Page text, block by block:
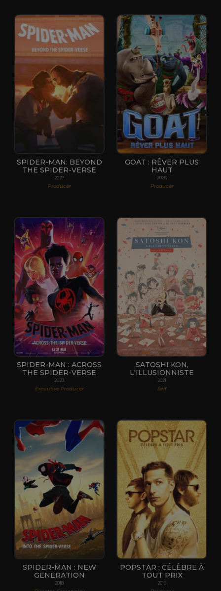
SPIDER-MAN: BEYOND
THE SPIDER-VERSE
2027
Producer
GOAT : RÊVER PLUS
HAUT
2026
Producer
SPIDER-MAN : ACROSS
THE SPIDER-VERSE
2023
Executive Producer
SATOSHI KON,
L'ILLUSIONNISTE
2021
Self
SPIDER-MAN : NEW
GENERATION
2018
POPSTAR : CÉLÈBRE À
TOUT PRIX
2016